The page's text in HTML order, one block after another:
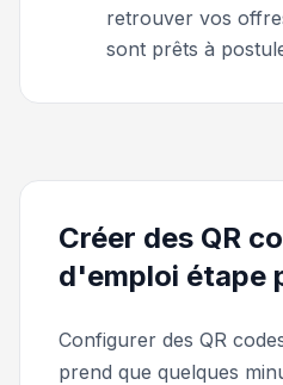
retrouver vos
sont prêts à
Créer des QR
d'emploi étape
Configurer des QR
prend que quelques